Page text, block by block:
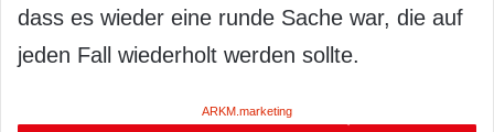
dass es wieder eine runde Sache war, die auf
jeden Fall wiederholt werden sollte.
ARKM.marketing